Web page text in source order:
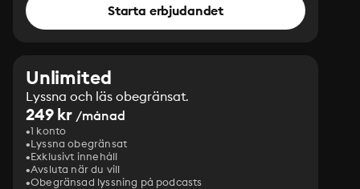
Starta erbjudandet
Unlimited
Lyssna och läs obegränsat.
249 kr /månad
1 konto
Lyssna obegränsat
Exklusivt innehåll
Avsluta när du vill
Obegränsad lyssning på podcasts